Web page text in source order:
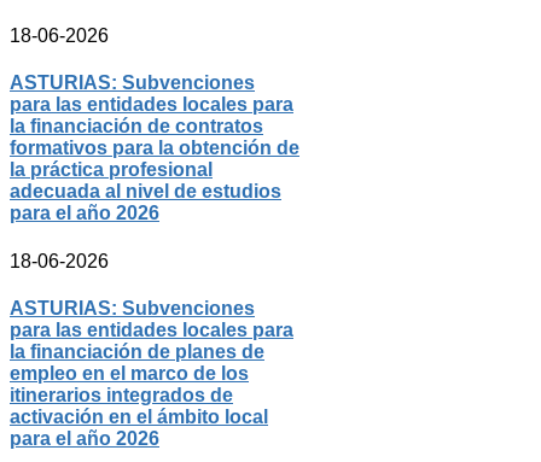
18-06-2026
ASTURIAS: Subvenciones
para las entidades locales para
la financiación de contratos
formativos para la obtención de
la práctica profesional
adecuada al nivel de estudios
para el año 2026
18-06-2026
ASTURIAS: Subvenciones
para las entidades locales para
la financiación de planes de
empleo en el marco de los
itinerarios integrados de
activación en el ámbito local
para el año 2026